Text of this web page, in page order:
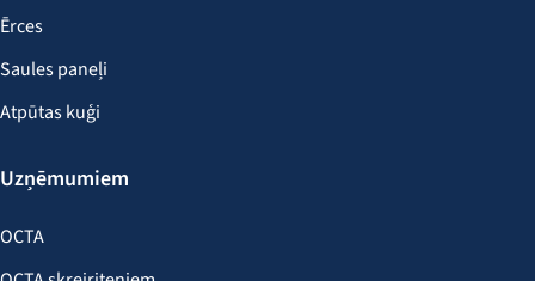
Ērces
Saules paneļi
Atpūtas kuģi
Uzņēmumiem
OCTA